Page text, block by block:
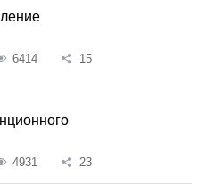
6414 15
4931 23